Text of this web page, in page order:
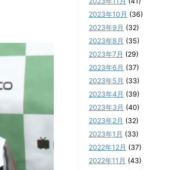
2023年10月 (36)
2023年9月 (32)
2023年8月 (35)
2023年7月 (29)
2023年6月 (37)
2023年5月 (33)
2023年4月 (39)
2023年3月 (40)
2023年2月 (32)
2023年1月 (33)
2022年12月 (37)
2022年11月 (43)